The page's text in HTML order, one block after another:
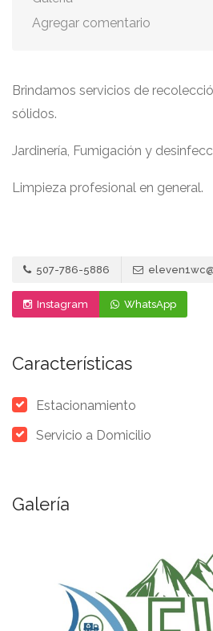
Agregar comentario
Brindamos servicios de
sólidos.
Jardinería, Fumigación y
Limpieza profesional en general.
507-786-5886
Instagram WhatsApp
Características
Estacionamiento
Servicio a Domicilio
Galería